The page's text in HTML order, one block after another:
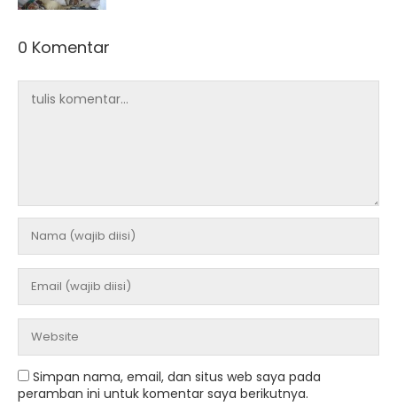
0 Komentar
Simpan nama, email, dan situs web saya pada
peramban ini untuk komentar saya berikutnya.